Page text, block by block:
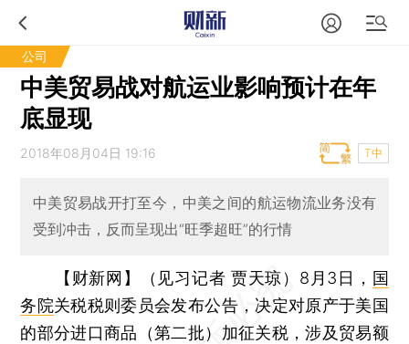
公司
中美贸易战对航运业影响预计在年
底显现
2018年08月04日 19:16 T中
中美贸易战开打至今，中美之间的航运物流业务没有
受到冲击，反而呈现出“旺季超旺”的行情
【财新网】（见习记者 贾天琼） 8月3日， 国
务院关税税则委员会发布公告，决定对原产于美国
的部分进口商品（第二批）加征关税，涉及贸易额